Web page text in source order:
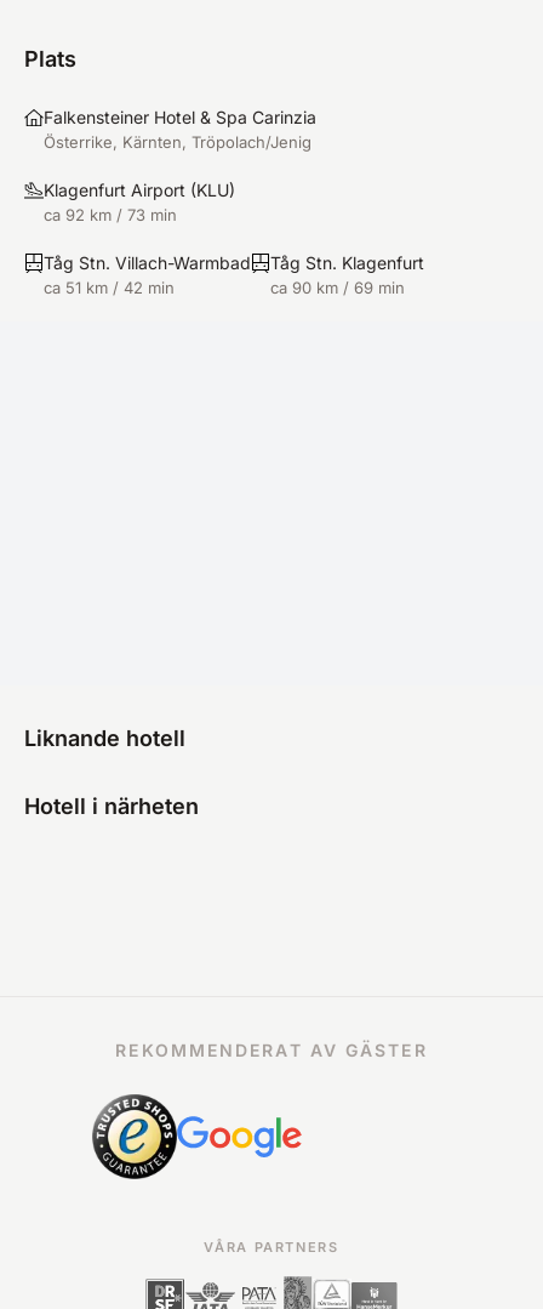
Plats
Falkensteiner Hotel & Spa Carinzia
Österrike, Kärnten, Tröpolach/Jenig
Klagenfurt Airport (KLU)
ca 92 km / 73 min
Tåg Stn. Villach-Warmbad
ca 51 km / 42 min
Tåg Stn. Klagenfurt
ca 90 km / 69 min
Liknande hotell
Hotell i närheten
REKOMMENDERAT AV GÄSTER
VÅRA PARTNERS